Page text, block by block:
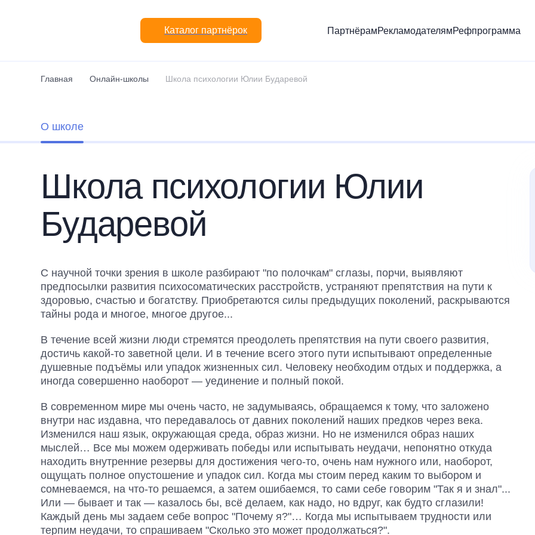
Каталог партнёрок ПартнёрамРекламодателямРефпрограмма
Главная Онлайн-школы Школа психологии Юлии Бударевой
О школе
Школа психологии Юлии
Бударевой
С научной точки зрения в школе разбирают "по полочкам" сглазы, порчи, выявляют
предпосылки развития психосоматических расстройств, устраняют препятствия на пути к
здоровью, счастью и богатству. Приобретаются силы предыдущих поколений, раскрываются
тайны рода и многое, многое другое...
В течение всей жизни люди стремятся преодолеть препятствия на пути своего развития,
достичь какой-то заветной цели. И в течение всего этого пути испытывают определенные
душевные подъёмы или упадок жизненных сил. Человеку необходим отдых и поддержка, а
иногда совершенно наоборот — уединение и полный покой.
В современном мире мы очень часто, не задумываясь, обращаемся к тому, что заложено
внутри нас издавна, что передавалось от давних поколений наших предков через века.
Изменился наш язык, окружающая среда, образ жизни. Но не изменился образ наших
мыслей… Все мы можем одерживать победы или испытывать неудачи, непонятно откуда
находить внутренние резервы для достижения чего-то, очень нам нужного или, наоборот,
ощущать полное опустошение и упадок сил. Когда мы стоим перед каким то выбором и
сомневаемся, на что-то решаемся, а затем ошибаемся, то сами себе говорим "Так я и знал"...
Или — бывает и так — казалось бы, всё делаем, как надо, но вдруг, как будто сглазили!
Каждый день мы задаем себе вопрос "Почему я?"… Когда мы испытываем трудности или
терпим неудачи, то спрашиваем "Сколько это может продолжаться?".